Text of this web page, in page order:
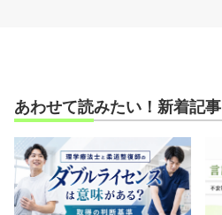
あわせて読みたい！新着記事